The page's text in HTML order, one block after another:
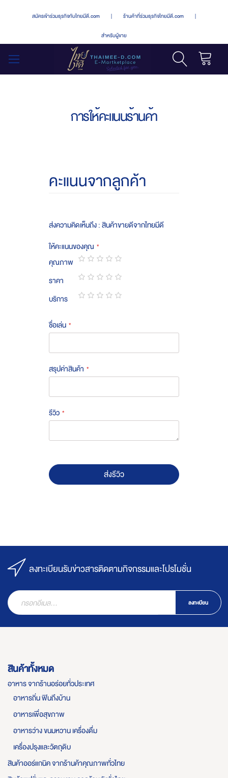
สมัครเข้าร่วมธุรกิจกับไทยมีดี.com | ร้านค้าที่ร่วมธุรกิจไทยมีดี.com |
สำหรับผู้ขาย
การให้คะแนนร้านค้า
คะแนนจากลูกค้า
ส่งความคิดเห็นถึง : สินค้าขายดีจากไทยมีดี
ให้คะแนนของคุณ
คุณภาพ
1
star
2
stars
3
stars
4
stars
5
stars
ราคา
1
star
2
stars
3
stars
4
stars
5
stars
บริการ
ชื่อเล่น
สรุปค่าสินค้า
รีวิว
ส่งรีวิว
ลงทะเบียนรับข่าวสารติดตามกิจกรรมและโปรโมชั่น
ลงทะเบียน
สินค้าทั้งหมด
อาหาร จากร้านอร่อยทั่วประเทศ
อาหารถิ่น ฟินถึงบ้าน
อาหารเพื่อสุขภาพ
อาหารว่าง ขนมหวาน เครื่องดื่ม
เครื่องปรุงและวัตถุดิบ
สินค้าออร์แกนิค จากร้านค้าคุณภาพทั่วไทย